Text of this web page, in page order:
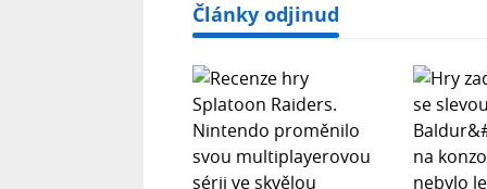
Články odjinud